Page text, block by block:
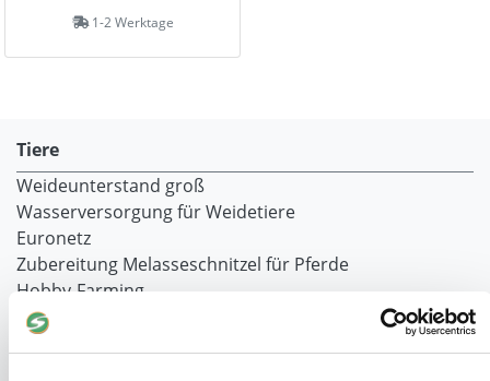
1-2 Werktage
Tiere
Weideunterstand groß
Wasserversorgung für Weidetiere
Euronetz
Zubereitung Melasseschnitzel für Pferde
Hobby-Farming
Grundlagen der Hühnerhaltung